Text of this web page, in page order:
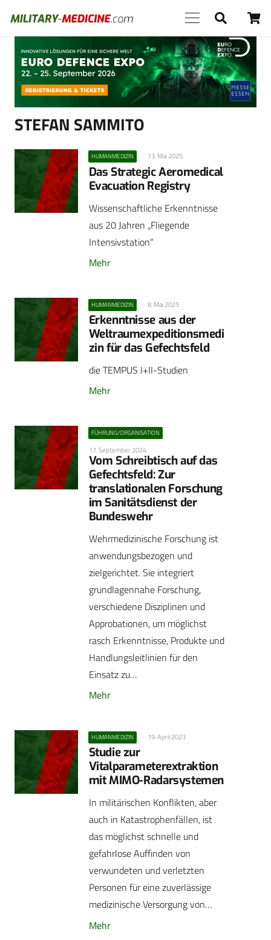
Anzeige
STEFAN SAMMITO
HUMANMEDIZIN 13. Mai 2025
Das Strategic Aeromedical
Evacuation Registry
Wissenschaftliche Erkenntnisse
aus 20 Jahren „Fliegende
Intensivstation“
Mehr
HUMANMEDIZIN 8. Mai 2025
Erkenntnisse aus der
Weltraumexpeditionsmedi
zin für das Gefechtsfeld
die TEMPUS I+II-Studien
Mehr
FÜHRUNG/ORGANISATION
17. September 2024
Vom Schreibtisch auf das
Gefechtsfeld: Zur
translationalen Forschung
im Sanitätsdienst der
Bundeswehr
Wehrmedizinische Forschung ist
anwendungsbezogen und
zielgerichtet. Sie integriert
grundlagennahe Forschung,
verschiedene Disziplinen und
Approbationen, um möglichst
rasch Erkenntnisse, Produkte und
Handlungsleitlinien für den
Einsatz zu…
Mehr
HUMANMEDIZIN 19. April 2023
Studie zur
Vitalparameterextraktion
mit MIMO-Radarsystemen
In militärischen Konflikten, aber
auch in Katastrophenfällen, ist
das möglichst schnelle und
gefahrlose Auffinden von
verwundeten und verletzten
Personen für eine zuverlässige
medizinische Versorgung von…
Mehr